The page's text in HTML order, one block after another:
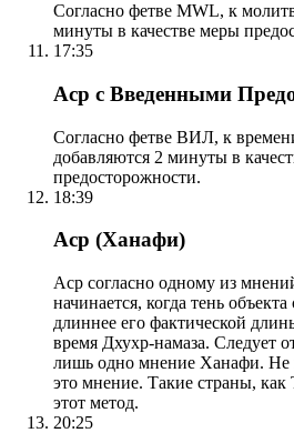
Согласно фетве MWL, к
минуты в качестве меры
17:35
Аср с Введенными
Согласно фетве ВИЛ, к
добавляются 2 минуты в
предосторожности.
18:39
Аср (Ханафи)
Аср согласно одному из
начинается, когда тень объекта
длиннее его фактической
время Дхухр-намаза. Следует
лишь одно мнение Ханафи. Не
это мнение. Такие страны,
этот метод.
20:25